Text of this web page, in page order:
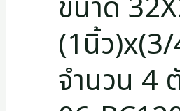
ขนาด
(1นิ้ว
จำนวน 4